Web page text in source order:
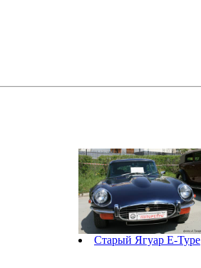
Старый Ягуар E-Type